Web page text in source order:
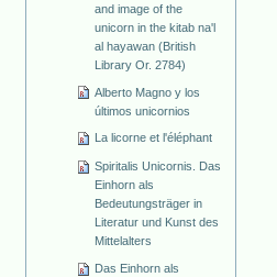
and image of the
unicorn in the kitab na'l
al hayawan (British
Library Or. 2784)
Alberto Magno y los
últimos unicornios
La licorne et l'éléphant
Spiritalis Unicornis. Das
Einhorn als
Bedeutungsträger in
Literatur und Kunst des
Mittelalters
Das Einhorn als